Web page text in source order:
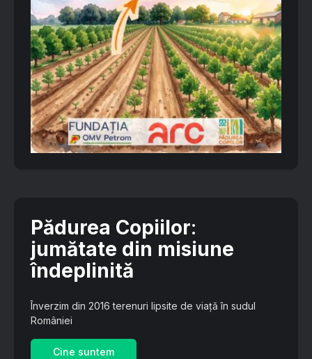
Pădurea Copiilor:
jumătate din misiune
îndeplinită
Înverzim din 2016 terenuri lipsite de viață în sudul
României
Cine suntem